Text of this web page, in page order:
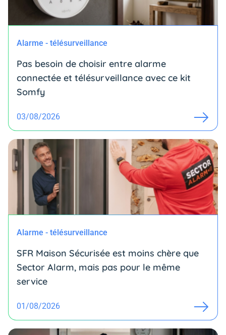
Alarme - télésurveillance
Pas besoin de choisir entre alarme
connectée et télésurveillance avec ce kit
Somfy
03/08/2026
Alarme - télésurveillance
SFR Maison Sécurisée est moins chère que
Sector Alarm, mais pas pour le même
service
01/08/2026